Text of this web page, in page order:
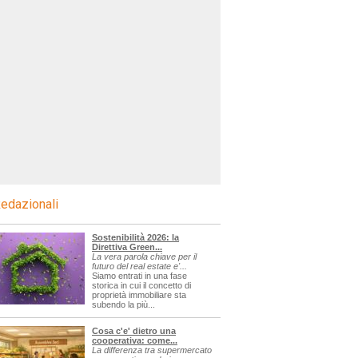
Sostenibilità 2026: la
Direttiva Green...
La vera parola chiave per il
futuro del real estate e'...
Siamo entrati in una fase
storica in cui il concetto di
proprietà immobiliare sta
subendo la più...
Cosa c'e' dietro una
cooperativa: come...
La differenza tra supermercato